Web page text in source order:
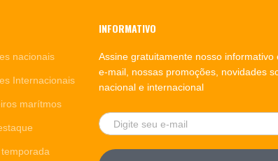
nacionais
Internacionais
marítmos
INFORMATIVO
Assine gratuitamente nosso informativo
e-mail, nossas promoções, novidades
nacional e internacional